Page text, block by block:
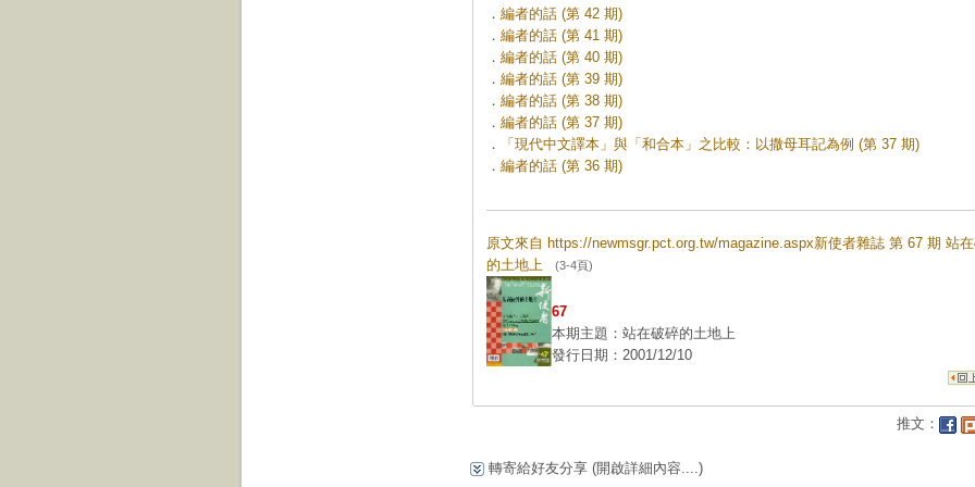
． 編者的話 (第 42 期)
． 編者的話 (第 41 期)
． 編者的話 (第 40 期)
． 編者的話 (第 39 期)
． 編者的話 (第 38 期)
． 編者的話 (第 37 期)
．
「現代中文譯本」與「和合本」之比較：以撒母耳記為例 (第 37 期)
． 編者的話 (第 36 期)
原文來自 https://newmsgr.pct.org.tw/magazine.aspx新使者雜誌 第 67 期 站
的土地上 (3-4頁)
67
本期主題：站在破碎的土地上
發行日期：2001/12/10
推文：
轉寄給好友分享 (開啟詳細內容....)